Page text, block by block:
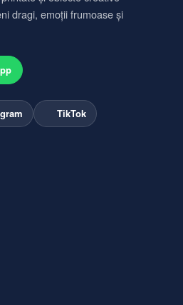
dragi, emoții frumoase și
TikTok